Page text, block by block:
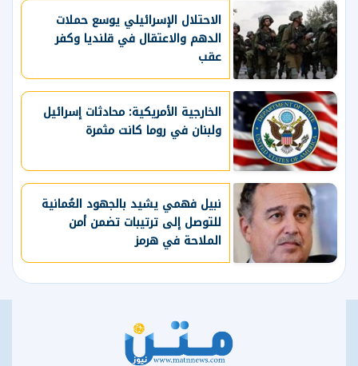
الاحتلال الإسرائيلي يوسع حملات
الدهم والاعتقال في قلنديا وكفر
عقب
الخارجية الأمريكية: محادثات إسرائيل
ولبنان في روما كانت مثمرة
نبيل فهمي يشيد بالجهود العُمانية
للتوصل إلى ترتيبات تضمن أمن
الملاحة في هرمز